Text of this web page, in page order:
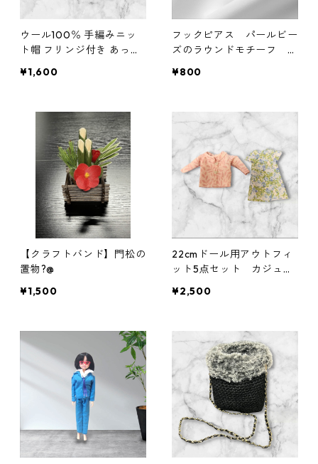
ウール100％ 手編みニッ
ト帽 フリンジ付き あった
¥1,600
フックピアス パールビー
ズのラウンドモチーフ シ
¥800
【クラフトバンド】門松の
置物?@
¥1,500
22cmドール用アウトフィ
ット5点セット カジュア
スカート他
¥2,500